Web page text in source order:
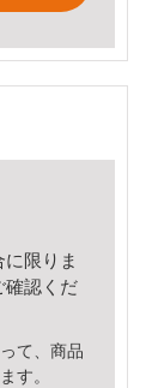
限りま
確認くだ
て、商品
す。